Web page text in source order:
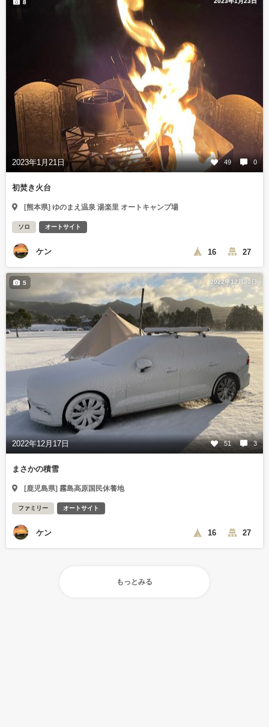
2023年1月21日 49 0
8
初焚き火台
[熊本県] ゆのまえ温泉 湯楽里 オートキャンプ場
ソロ オートサイト
ケン 16 27
2022年12月30日
2022年12月17日 51 3
5
まさかの積雪
[鹿児島県] 霧島高原国民休養地
ファミリー オートサイト
ケン 16 27
もっとみる